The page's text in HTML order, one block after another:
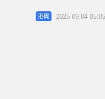
時感到不適，
中，約50名居民
港聞 2025-09-04